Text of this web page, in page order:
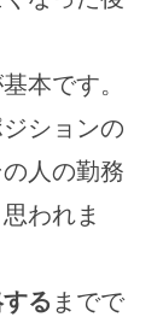
本です。
ションの
人の勤務
われま
る までで